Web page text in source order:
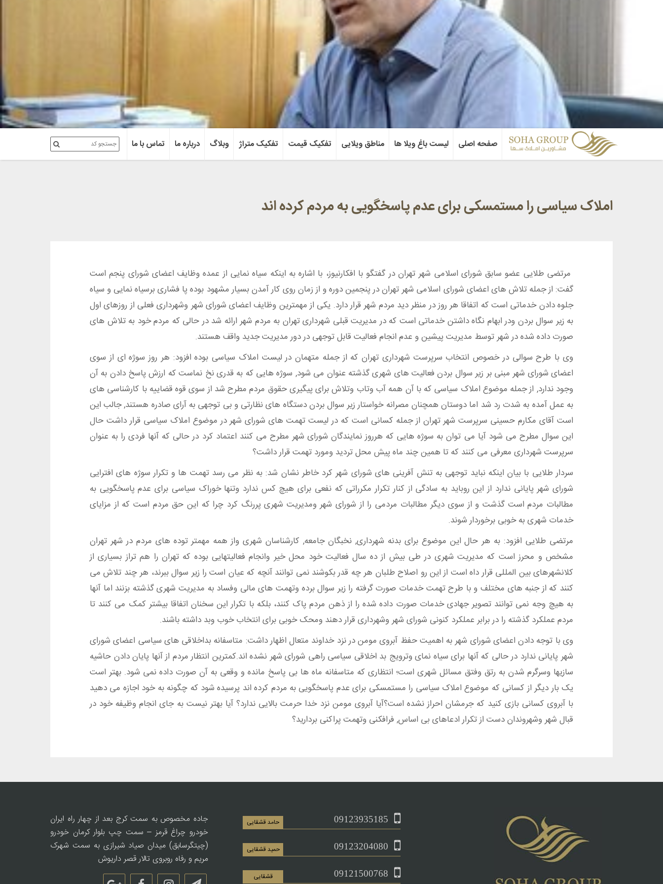
صفحه اصلی لیست باغ ویلا ها مناطق ویلایی تفکیک قیمت تفکیک متراژ وبلاگ درباره ما تماس با ما
املاک سیاسی را مستمسکی برای عدم پاسخگویی به مردم کرده اند
مرتضی طلایی عضو سابق شورای اسلامی شهر تهران در گفتگو با افکارنیوز، با اشاره به اینکه سیاه نمایی از عمده وظایف اعضای شورای پنجم است
گفت: از جمله تلاش های اعضای شورای اسلامی شهر تهران در پنجمین دوره و از زمان روی کار آمدن بسیار مشهود بوده پا فشاری برسیاه نمایی و سیاه
جلوه دادن خدماتی است که اتفاقا هر روز در منظر دید مردم شهر قرار دارد. یکی از مهمترین وظایف اعضای شورای شهر وشهرداری فعلی از روزهای اول
به زیر سوال بردن ودر ابهام نگاه داشتن خدماتی است که در مدیریت قبلی شهرداری تهران به مردم شهر ارائه شد در حالی که مردم خود به تلاش های
صورت داده شده در شهر توسط مدیریت پیشین و عدم انجام فعالیت قابل توجهی در دور مدیریت جدید واقف هستند.
وی با طرح سوالی در خصوص انتخاب سرپرست شهرداری تهران که از جمله متهمان در لیست املاک سیاسی بوده افزود: هر روز سوژه ای از سوی
اعضای شورای شهر مبنی بر زیر سوال بردن فعالیت های شهری گذشته عنوان می شود, سوژه هایی که به قدری نخ نماست که ارزش پاسخ دادن به آن
وجود ندارد, از جمله موضوع املاک سیاسی که با آن همه آب وتاب وتلاش برای پیگیری حقوق مردم مطرح شد از سوی قوه قضاییه با کارشناسی های
به عمل آمده به شدت رد شد اما دوستان همچنان مصرانه خواستار زیر سوال بردن دستگاه های نظارتی و بی توجهی به آرای صادره هستند, جالب این
است آقای مکارم حسینی سرپرست شهر تهران از جمله کسانی است که در لیست تهمت های شورای شهر در موضوع املاک سیاسی قرار داشت حال
این سوال مطرح می شود آیا می توان به سوژه هایی که هرروز نمایندگان شورای شهر مطرح می کنند اعتماد کرد در حالی که آنها فردی را به عنوان
سرپرست شهرداری معرفی می کنند که تا همین چند ماه پیش محل تردید ومورد تهمت قرار داشت؟
سردار طلایی با بیان اینکه نباید توجهی به تنش آفرینی های شورای شهر کرد خاطر نشان شد: به نظر می رسد تهمت ها و تکرار سوژه های افترایی
شورای شهر پایانی ندارد از این روباید به سادگی از کنار تکرار مکرراتی که نفعی برای هیچ کس ندارد وتنها خوراک سیاسی برای عدم پاسخگویی به
مطالبات مردم است گذشت و از سوی دیگر مطالبات مردمی را از شورای شهر ومدیریت شهری پررنگ کرد چرا که این حق مردم است که از مزایای
خدمات شهری به خوبی برخوردار شوند.
مرتضی طلایی افزود: به هر حال این موضوع برای بدنه شهرداری, نخبگان جامعه, کارشناسان شهری واز همه مهمتر توده های مردم در شهر تهران
مشخص و محرز است که مدیریت شهری در طی بیش از ده سال فعالیت خود محل خیر وانجام فعالیتهایی بوده که تهران را هم تراز بسیاری از
کلانشهرهای بین المللی قرار داه است از این رو اصلاح طلبان هر چه قدر بکوشند نمی توانند آنچه که عیان است را زیر سوال ببرند، هر چند تلاش می
کنند که از جنبه های مختلف و با طرح تهمت خدمات صورت گرفته را زیر سوال برده وتهمت های مالی وفساد به مدیریت شهری گذشته بزنند اما آنها
به هیچ وجه نمی توانند تصویر جهادی خدمات صورت داده شده را از ذهن مردم پاک کنند، بلکه با تکرار این سخنان اتفاقا بیشتر کمک می کنند تا
مردم عملکرد گذشته را در برابر عملکرد کنونی شورای شهر وشهرداری قرار دهند ومحک خوبی برای انتخاب خوب وبد داشته باشند.
وی با توجه دادن اعضای شورای شهر به اهمیت حفظ آبروی مومن در نزد خداوند متعال اظهار داشت: متاسفانه بداخلاقی های سیاسی اعضای شورای
شهر پایانی ندارد در حالی که آنها برای سیاه نمای وترویج بد اخلاقی سیاسی راهی شورای شهر نشده اند.کمترین انتظار مردم از آنها پایان دادن حاشیه
سازیها وسرگرم شدن به رتق وفتق مسائل شهری است؛ انتظاری که متاسفانه ماه ها بی پاسخ مانده و وقعی به آن صورت داده نمی شود. بهتر است
یک بار دیگر از کسانی که موضوع املاک سیاسی را مستمسکی برای عدم پاسخگویی به مردم کرده اند پرسیده شود که چگونه به خود اجازه می دهید
با آبروی کسانی بازی کنید که جرمشان احراز نشده است؟آیا آبروی مومن نزد خدا حرمت بالایی ندارد؟ آیا بهتر نیست به جای انجام وظیفه خود در
قبال شهر وشهروندان دست از تکرار ادعاهای بی اساس, فرافکنی وتهمت پراکنی بردارید؟
09123935185 حامد قشقایی
09123204080 حمید قشقایی
09121500768 قشقایی
جاده مخصوص به سمت کرج بعد از چهار راه ایران
خودرو چراغ قرمز – سمت چپ بلوار کرمان خودرو
(چیتگرسابق) میدان صیاد شیرازی به سمت شهرک
مریم و رفاه روبروی تالار قصر داریوش